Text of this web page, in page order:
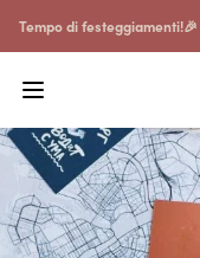
Tempo di festeggiamenti!🎉